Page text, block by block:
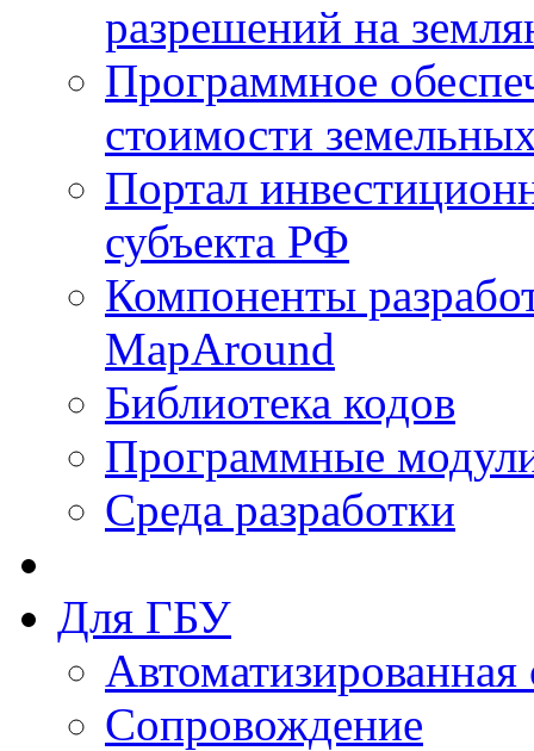
разрешений на
Программное
стоимости
Портал
субъекта РФ
Компоненты
MapAround
Библиотека кодов
Программные
Среда разработки
Для ГБУ
Сопровождение